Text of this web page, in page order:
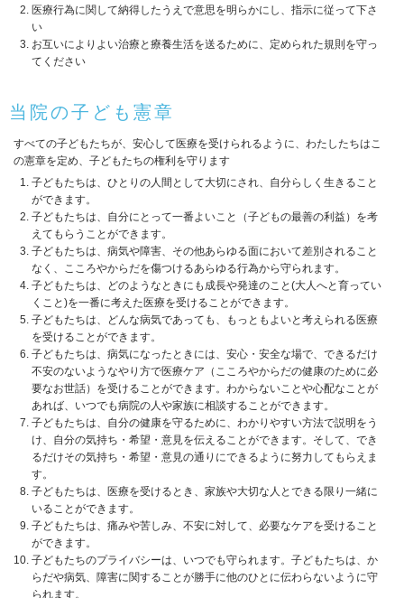
医療行為に関して納得したうえで意思を明らかにし、指示に従って下さ
い
お互いによりよい治療と療養生活を送るために、定められた規則を守っ
てください
当院の子ども憲章
すべての子どもたちが、安心して医療を受けられるように、わたしたちはこ
の憲章を定め、子どもたちの権利を守ります
子どもたちは、ひとりの人間として大切にされ、自分らしく生きること
ができます。
子どもたちは、自分にとって一番よいこと（子どもの最善の利益）を考
えてもらうことができます。
子どもたちは、病気や障害、その他あらゆる面において差別されること
なく、こころやからだを傷つけるあらゆる行為から守られます。
子どもたちは、どのようなときにも成長や発達のこと(大人へと育ってい
くこと)を一番に考えた医療を受けることができます。
子どもたちは、どんな病気であっても、もっともよいと考えられる医療
を受けることができます。
子どもたちは、病気になったときには、安心・安全な場で、できるだけ
不安のないようなやり方で医療ケア（こころやからだの健康のために必
要なお世話）を受けることができます。わからないことや心配なことが
あれば、いつでも病院の人や家族に相談することができます。
子どもたちは、自分の健康を守るために、わかりやすい方法で説明をう
け、自分の気持ち・希望・意見を伝えることができます。そして、でき
るだけその気持ち・希望・意見の通りにできるように努力してもらえま
す。
子どもたちは、医療を受けるとき、家族や大切な人とできる限り一緒に
いることができます。
子どもたちは、痛みや苦しみ、不安に対して、必要なケアを受けること
ができます。
子どもたちのプライバシーは、いつでも守られます。子どもたちは、か
らだや病気、障害に関することが勝手に他のひとに伝わらないように守
られます。